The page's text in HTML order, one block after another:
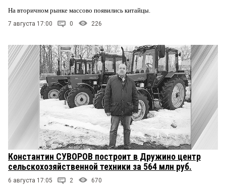
На вторичном рынке массово появились китайцы.
7 августа 17:00 0 226
Константин СУВОРОВ построит в Дружино центр
сельскохозяйственной техники за 564 млн руб.
6 августа 17:05 2 670